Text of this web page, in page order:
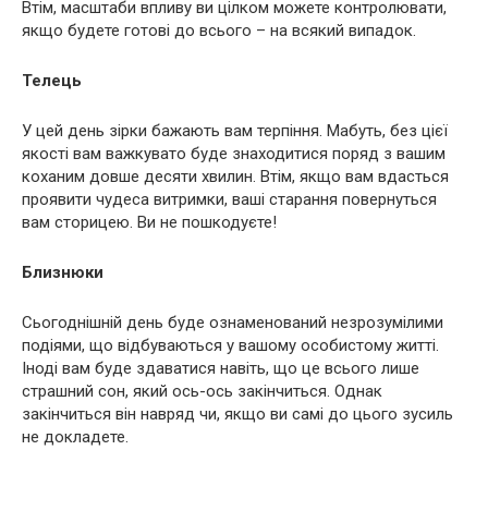
Втім, масштаби впливу ви цілком можете контролювати,
якщо будете готові до всього – на всякий випадок.
Телець
У цей день зірки бажають вам терпіння. Мабуть, без цієї
якості вам важкувато буде знаходитися поряд з вашим
коханим довше десяти хвилин. Втім, якщо вам вдасться
проявити чудеса витримки, ваші старання повернуться
вам сторицею. Ви не пошкодуєте!
Близнюки
Сьогоднішній день буде ознаменований незрозумілими
подіями, що відбуваються у вашому особистому житті.
Іноді вам буде здаватися навіть, що це всього лише
страшний сон, який ось-ось закінчиться. Однак
закінчиться він навряд чи, якщо ви самі до цього зусиль
не докладете.